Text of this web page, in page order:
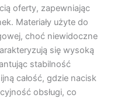
oferty, zapewniając
Materiały użyte do
choć niewidoczne
się wysoką
stabilność
całość, gdzie nacisk
obsługi, co